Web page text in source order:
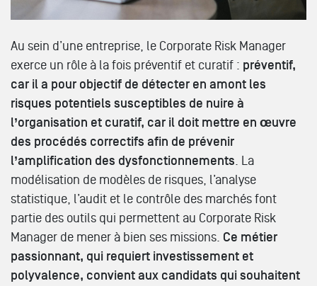
Au sein d’une entreprise, le Corporate Risk Manager
exerce un rôle à la fois préventif et curatif : préventif,
car il a pour objectif de détecter en amont les
risques potentiels susceptibles de nuire à
l’organisation et curatif, car il doit mettre en œuvre
des procédés correctifs afin de prévenir
l’amplification des dysfonctionnements . La
modélisation de modèles de risques, l’analyse
statistique, l’audit et le contrôle des marchés font
partie des outils qui permettent au Corporate Risk
Manager de mener à bien ses missions. Ce métier
passionnant, qui requiert investissement et
polyvalence, convient aux candidats qui souhaitent